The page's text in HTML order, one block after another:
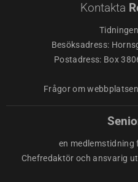
Kontakta
Besöksadress:
Postadress: Box
Frågor om
en medlemstidning
Chefredaktör och ansvarig